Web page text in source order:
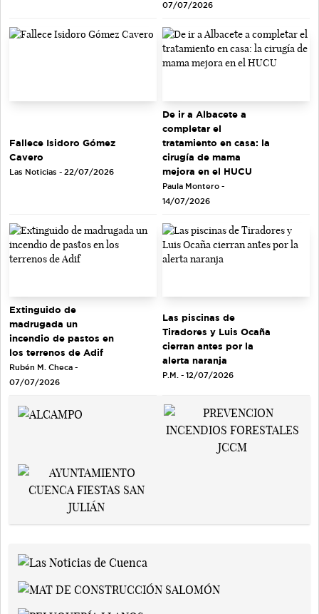
07/07/2026
Fallece Isidoro Gómez
Cavero
Las Noticias - 22/07/2026
De ir a Albacete a
completar el
tratamiento en casa: la
cirugía de mama
mejora en el HUCU
Paula Montero -
14/07/2026
Extinguido de
madrugada un
incendio de pastos en
los terrenos de Adif
Rubén M. Checa -
07/07/2026
Las piscinas de
Tiradores y Luis Ocaña
cierran antes por la
alerta naranja
P.M. - 12/07/2026